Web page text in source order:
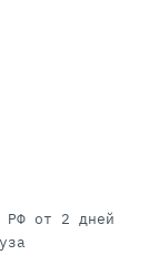
РФ от 2 дней